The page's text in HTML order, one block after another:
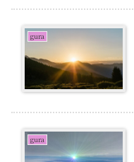
gura
gura